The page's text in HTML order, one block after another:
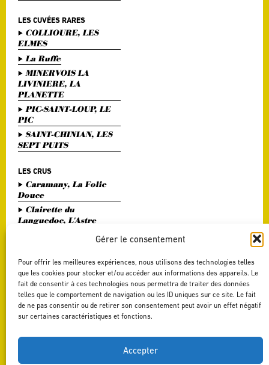
Gérer le consentement
Pour offrir les meilleures expériences, nous utilisons des technologies telles
que les cookies pour stocker et/ou accéder aux informations des appareils. Le
fait de consentir à ces technologies nous permettra de traiter des données
telles que le comportement de navigation ou les ID uniques sur ce site. Le fait
de ne pas consentir ou de retirer son consentement peut avoir un effet négatif
sur certaines caractéristiques et fonctions.
Accepter
LES CUVÉES RARES
COLLIOURE, LES
ELMES
La Ruffe
MINERVOIS LA
LIVINIERE, LA
PLANETTE
PIC-SAINT-LOUP, LE
PIC
SAINT-CHINIAN, LES
SEPT PUITS
LES CRUS
Caramany, La Folie
Douce
Clairette du
Languedoc, L'Astre
Haute Vallée de l'Orb,
Pézenas, Entre Amis
Saint Chinian, Le
Saint Festin White
Terrasses du Larzac,
L'Art du Vers
Terrasses du Larzac,